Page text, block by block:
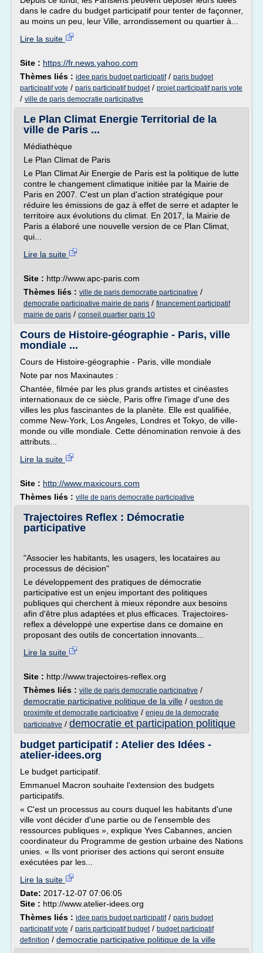
dans le cadre du budget participatif pour tenter de façonner,
au moins un peu, leur Ville, arrondissement ou quartier à...
Lire la suite
Site : https://fr.news.yahoo.com
Thèmes liés : idee paris budget participatif/ paris budget
participatif vote / paris participatif budget/ projet participatif paris vote
/ ville de paris democratie participative
Le Plan Climat Energie Territorial de la
ville de Paris ...
Médiathèque
Le Plan Climat de Paris
Le Plan Climat Air Energie de Paris est la politique de lutte
contre le changement climatique initiée par la Mairie de
Paris en 2007. C'est un plan d'action stratégique pour
réduire les émissions de gaz à effet de serre et adapter le
territoire aux évolutions du climat. En 2017, la Mairie de
Paris a élaboré une nouvelle version de ce Plan Climat,
qui...
Lire la suite
Site : http://www.apc-paris.com
Thèmes liés : ville de paris democratie participative /
democratie participative mairie de paris / financement participatif
mairie de paris / conseil quartier paris 10
Cours de Histoire-géographie - Paris, ville
mondiale ...
Cours de Histoire-géographie - Paris, ville mondiale
Note par nos Maxinautes :
Chantée, filmée par les plus grands artistes et cinéastes
internationaux de ce siècle, Paris offre l'image d'une des
villes les plus fascinantes de la planète. Elle est qualifiée,
comme New-York, Los Angeles, Londres et Tokyo, de ville-
monde ou ville mondiale. Cette dénomination renvoie à des
attributs...
Lire la suite
Site : http://www.maxicours.com
Thèmes liés : ville de paris democratie participative
Trajectoires Reflex : Démocratie
participative
"Associer les habitants, les usagers, les locataires au
processus de décision"
Le développement des pratiques de démocratie
participative est un enjeu important des politiques
publiques qui cherchent à mieux répondre aux besoins
afin d'être plus adaptées et plus efficaces. Trajectoires-
reflex a développé une expertise dans ce domaine en
proposant des outils de concertation innovants...
Lire la suite
Site : http://www.trajectoires-reflex.org
Thèmes liés : ville de paris democratie participative /
democratie participative politique de la ville / gestion de
proximite et democratie participative / enjeu de la democratie
participative / democratie et participation politique
budget participatif : Atelier des Idées -
atelier-idees.org
Le budget participatif.
Emmanuel Macron souhaite l'extension des budgets
participatifs.
« C'est un processus au cours duquel les habitants d'une
ville vont décider d'une partie ou de l'ensemble des
ressources publiques », explique Yves Cabannes, ancien
coordinateur du Programme de gestion urbaine des Nations
unies. « Ils vont prioriser des actions qui seront ensuite
exécutées par les...
Lire la suite
Date: 2017-12-07 07:06:05
Site : http://www.atelier-idees.org
Thèmes liés : idee paris budget participatif/ paris budget
participatif vote / paris participatif budget/ budget participatif
definition / democratie participative politique de la ville